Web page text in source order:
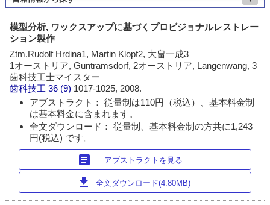
模型分析, ワックスアップに基づくプロビジョナルレストレー
ション製作
Ztm.Rudolf Hrdina1, Martin Klopf2, 大畠一成3
1オーストリア, Guntramsdorf, 2オーストリア, Langenwang, 3
歯科技工士マイスター
歯科技工 36 (9) 1017-1025, 2008.
アブストラクト： 従量制は110円（税込）、基本料金制
は基本料金に含まれます。
全文ダウンロード： 従量制、基本料金制の方共に1,243
円(税込) です。
article アブストラクトを見る
download 全文ダウンロード(4.80MB)